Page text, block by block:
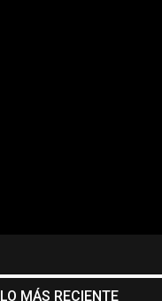
LO MÁS RECIENTE